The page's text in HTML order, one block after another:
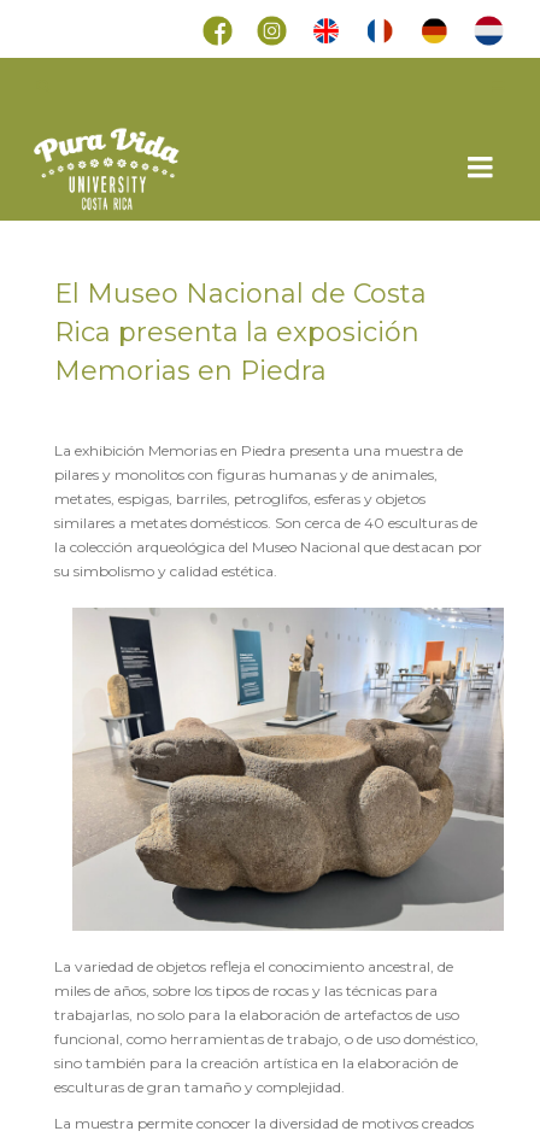
El Museo Nacional de Costa
Rica presenta la exposición
Memorias en Piedra
La exhibición Memorias en Piedra presenta una muestra de
pilares y monolitos con figuras humanas y de animales,
metates, espigas, barriles, petroglifos, esferas y objetos
similares a metates domésticos. Son cerca de 40 esculturas de
la colección arqueológica del Museo Nacional que destacan por
su simbolismo y calidad estética.
La variedad de objetos refleja el conocimiento ancestral, de
miles de años, sobre los tipos de rocas y las técnicas para
trabajarlas, no solo para la elaboración de artefactos de uso
funcional, como herramientas de trabajo, o de uso doméstico,
sino también para la creación artística en la elaboración de
esculturas de gran tamaño y complejidad.
La muestra permite conocer la diversidad de motivos creados